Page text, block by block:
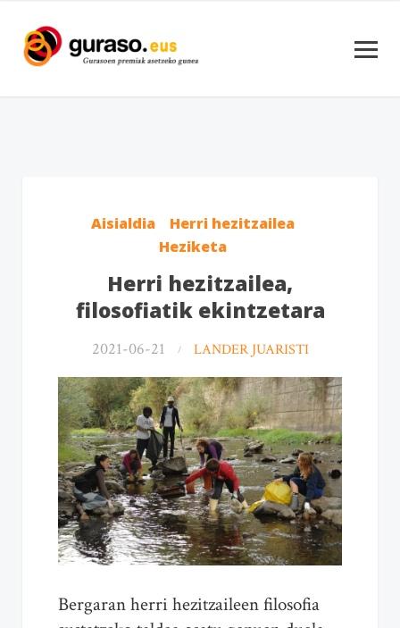
Aisialdia
Herri hezitzailea
Heziketa
Herri hezitzailea,
filosofiatik ekintzetara
2021-06-21 LANDER JUARISTI
Bergaran herri hezitzaileen filosofia